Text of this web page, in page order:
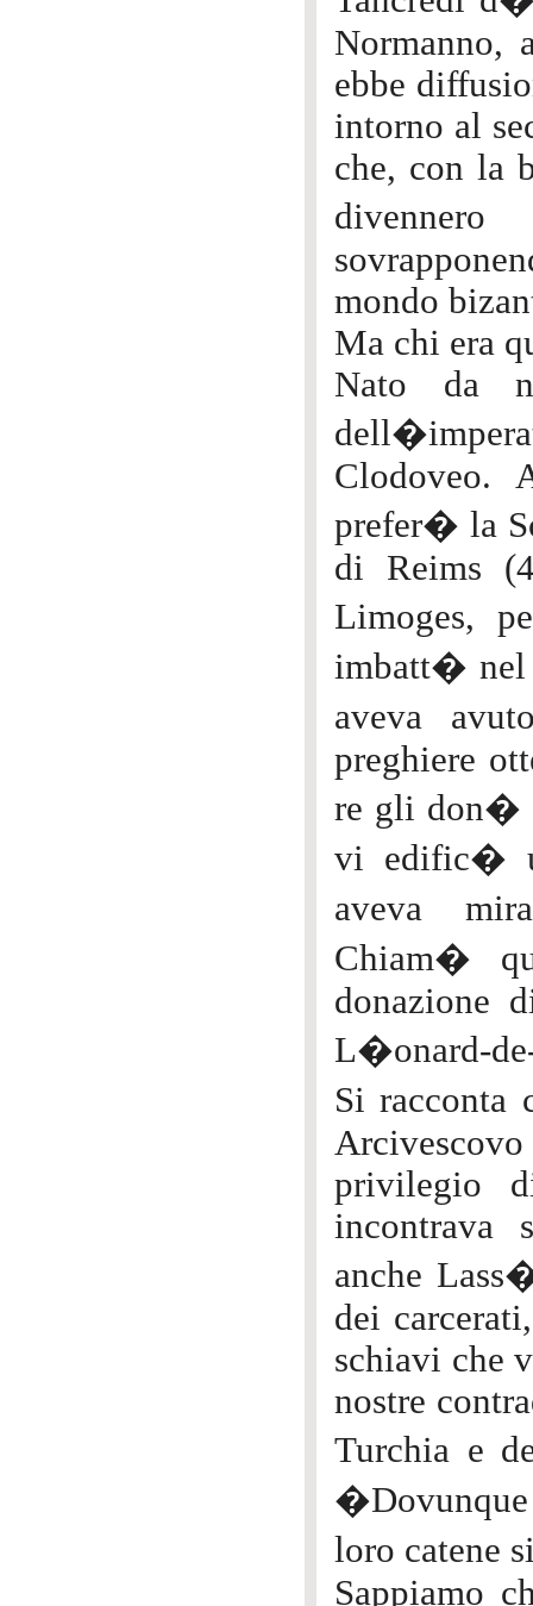
Normanno,
ebbe
intorno al
che, con la
mondo
Ma chi era
Nato da
Clodoveo.
prefer� la
di Reims
Limoges,
imbatt� nel
aveva
preghiere
re gli don�
vi edific�
aveva
Chiam�
donazione
L�onard-
Si racconta
privilegio
incontrava
anche
dei
schiavi che
nostre
Turchia e
�Dovunque
loro catene
Sappiamo